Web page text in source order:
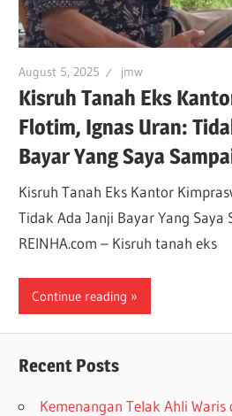
August 5, 2025 jmw
Kisruh Tanah Eks
Flotim, Ignas Uran:
Bayar Yang Saya
Kisruh Tanah Eks Kantor
Tidak Ada Janji Bayar Yang Saya
REINHA.com – Kisruh tanah eks
Continue reading
Recent Posts
Kemenangan Telak Ahli